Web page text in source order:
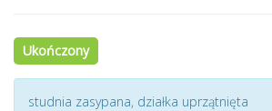
Ukończony
studnia zasypana, działka uprzątnięta